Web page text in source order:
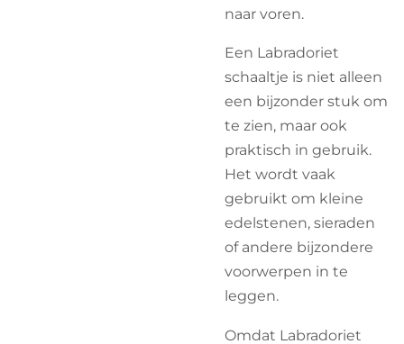
naar voren.
Een Labradoriet
schaaltje is niet alleen
een bijzonder stuk om
te zien, maar ook
praktisch in gebruik.
Het wordt vaak
gebruikt om kleine
edelstenen, sieraden
of andere bijzondere
voorwerpen in te
leggen.
Omdat Labradoriet